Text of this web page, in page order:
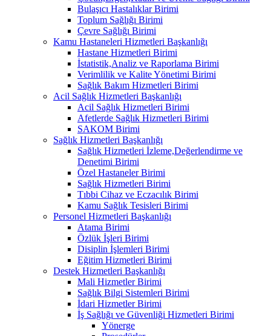
Bulaşıcı Hastalıklar Birimi
Toplum Sağlığı Birimi
Çevre Sağlığı Birimi
Kamu Hastaneleri Hizmetleri Başkanlığı
Hastane Hizmetleri Birimi
İstatistik,Analiz ve Raporlama Birimi
Verimlilik ve Kalite Yönetimi Birimi
Sağlık Bakım Hizmetleri Birimi
Acil Sağlık Hizmetleri Başkanlığı
Acil Sağlık Hizmetleri Birimi
Afetlerde Sağlık Hizmetleri Birimi
SAKOM Birimi
Sağlık Hizmetleri Başkanlığı
Sağlık Hizmetleri İzleme,Değerlendirme ve
Denetimi Birimi
Özel Hastaneler Birimi
Sağlık Hizmetleri Birimi
Tıbbi Cihaz ve Eczacılık Birimi
Kamu Sağlık Tesisleri Birimi
Personel Hizmetleri Başkanlığı
Atama Birimi
Özlük İşleri Birimi
Disiplin İşlemleri Birimi
Eğitim Hizmetleri Birimi
Destek Hizmetleri Başkanlığı
Mali Hizmetler Birimi
Sağlık Bilgi Sistemleri Birimi
İdari Hizmetler Birimi
İş Sağlığı ve Güvenliği Hizmetleri Birimi
Yönerge